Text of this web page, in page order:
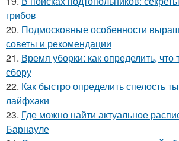
грибов
20. Подмосковные особенности
советы и рекомендации
21. Время уборки: как определить, что
сбору
22. Как быстро определить спелость
лайфхаки
23. Где можно найти актуальное
Барнауле